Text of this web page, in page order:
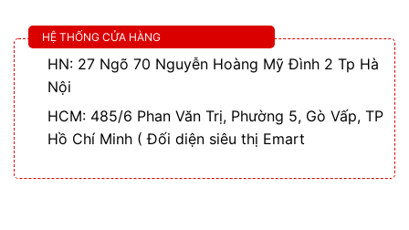
HỆ THỐNG CỬA HÀNG
HN: 27 Ngõ 70 Nguyễn Hoàng Mỹ Đình 2 Tp Hà
Nội
HCM: 485/6 Phan Văn Trị, Phường 5, Gò Vấp, TP
Hồ Chí Minh ( Đối diện siêu thị Emart